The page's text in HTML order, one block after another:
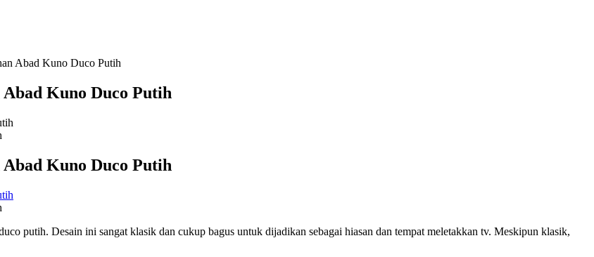
Abad Kuno Duco Putih
Kuno Duco Putih
Kuno Duco Putih
putih. Desain ini sangat klasik dan cukup bagus untuk dijadikan sebagai hiasan dan tempat meletakkan tv. Meskipun klasik,